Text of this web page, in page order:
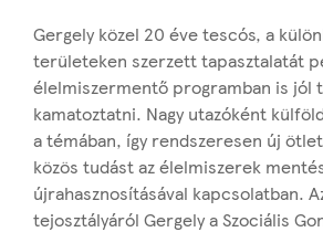
Gergely közel 20 éve tescós, a
területeken szerzett tapasztalatát
élelmiszermentő programban is jól
kamatoztatni. Nagy utazóként
a témában, így rendszeresen új
közös tudást az élelmiszerek
újrahasznosításával kapcsolatban.
tejosztályáról Gergely a Szociális